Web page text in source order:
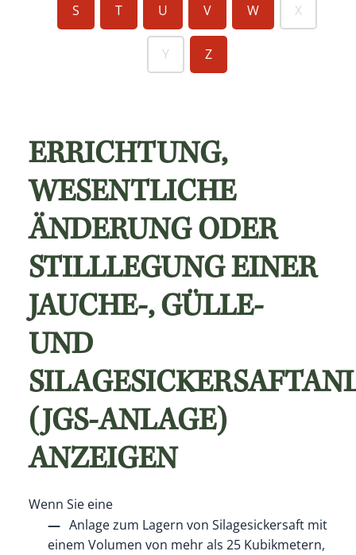
S T U V W X
Y Z
ERRICHTUNG,
WESENTLICHE
ÄNDERUNG ODER
STILLLEGUNG EINER
JAUCHE-, GÜLLE-
UND
(JGS-ANLAGE)
ANZEIGEN
Wenn Sie eine
Anlage zum Lagern von Silagesickersaft mit
einem Volumen von mehr als 25 Kubikmetern,